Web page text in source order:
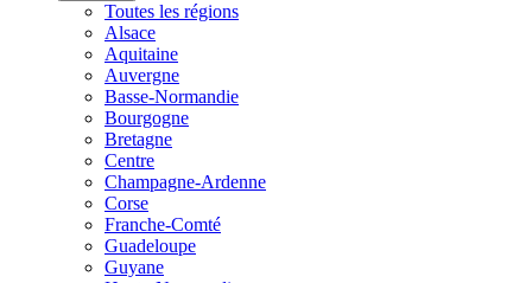
Toutes les régions
Alsace
Aquitaine
Auvergne
Basse-Normandie
Bourgogne
Bretagne
Centre
Champagne-Ardenne
Corse
Franche-Comté
Guadeloupe
Guyane